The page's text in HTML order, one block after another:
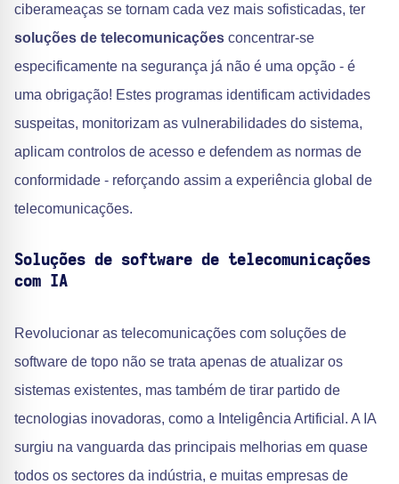
ciberameaças se tornam cada vez mais sofisticadas, ter
soluções de telecomunicações concentrar-se
especificamente na segurança já não é uma opção - é
uma obrigação! Estes programas identificam actividades
suspeitas, monitorizam as vulnerabilidades do sistema,
aplicam controlos de acesso e defendem as normas de
conformidade - reforçando assim a experiência global de
telecomunicações.
Soluções de software de telecomunicações
com IA
Revolucionar as telecomunicações com soluções de
software de topo não se trata apenas de atualizar os
sistemas existentes, mas também de tirar partido de
tecnologias inovadoras, como a Inteligência Artificial. A IA
surgiu na vanguarda das principais melhorias em quase
todos os sectores da indústria, e muitas empresas de